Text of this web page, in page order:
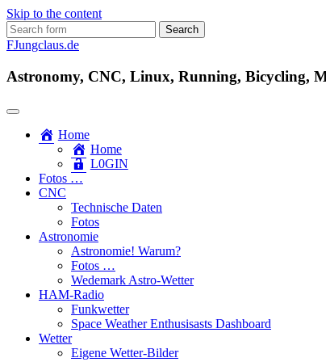
Skip to the content
Search
for:
FJungclaus.de
Astronomy, CNC, Linux, Running, Bicycling,
Home
Home
L​0​​GIN
Fotos …
CNC
Technische Daten
Fotos
Astronomie
Astronomie! Warum?
Fotos …
Wedemark Astro-Wetter
HAM-Radio
Funkwetter
Space Weather Enthusisasts Dashboard
Wetter
Eigene Wetter-Bilder